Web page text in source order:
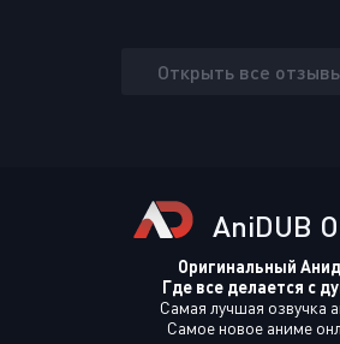
Открыть все
AniDUB
Оригинальный
Где все делается с
Самая лучшая озвучка
Самое новое аниме